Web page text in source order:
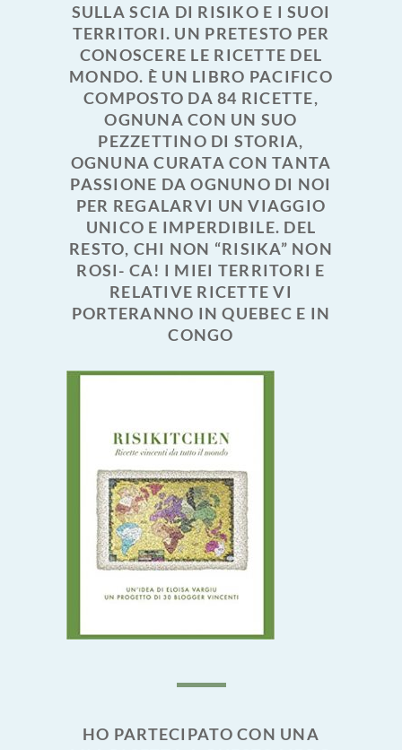
SULLA SCIA DI RISIKO E I SUOI
TERRITORI. UN PRETESTO PER
CONOSCERE LE RICETTE DEL
MONDO. È UN LIBRO PACIFICO
COMPOSTO DA 84 RICETTE,
OGNUNA CON UN SUO
PEZZETTINO DI STORIA,
OGNUNA CURATA CON TANTA
PASSIONE DA OGNUNO DI NOI
PER REGALARVI UN VIAGGIO
UNICO E IMPERDIBILE. DEL
RESTO, CHI NON “RISIKA” NON
ROSI- CA! I MIEI TERRITORI E
RELATIVE RICETTE VI
PORTERANNO IN QUEBEC E IN
CONGO
HO PARTECIPATO CON UNA